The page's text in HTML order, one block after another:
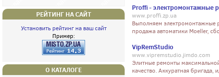
РЕЙТИНГ НА САЙТ
Установить рейтинг на ваш сайт
Пример:
О КАТАЛОГЕ
Proffi - электромонтажные
www.proffi.zp.ua
Выполняем электромонтажные
продажа автоматики Moeller,
VipRemStudio
www.vipremstudio.jimdo.com
Элитные ремонты
качество. Аккуратная бригада,